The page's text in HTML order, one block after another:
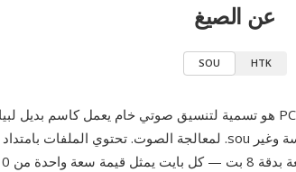
عن الصيغ
SOU HTK